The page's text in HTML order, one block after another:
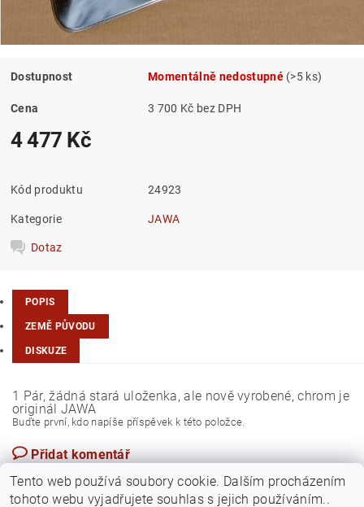
Dostupnost Momentálně nedostupné (>5 ks)
Cena 3 700 Kč bez DPH
4 477 Kč
Kód produktu 24923
Kategorie JAWA
Dotaz
POPIS
ZEMĚ PŮVODU
DISKUZE
1 Pár, žádná stará uloženka, ale nově vyrobené, chrom je
originál JAWA
Buďte první, kdo napíše příspěvek k této položce.
Přidat komentář
Tento web používá soubory cookie. Dalším procházením
tohoto webu vyjadřujete souhlas s jejich používáním..